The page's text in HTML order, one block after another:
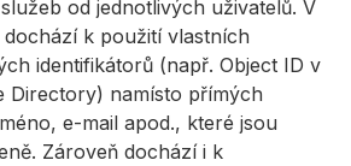
od jednotlivých uživatelů. V
k použití vlastních
identifikátorů (např. Object ID v
Directory) namísto přímých
e-mail apod., které jsou
Zároveň dochází i k